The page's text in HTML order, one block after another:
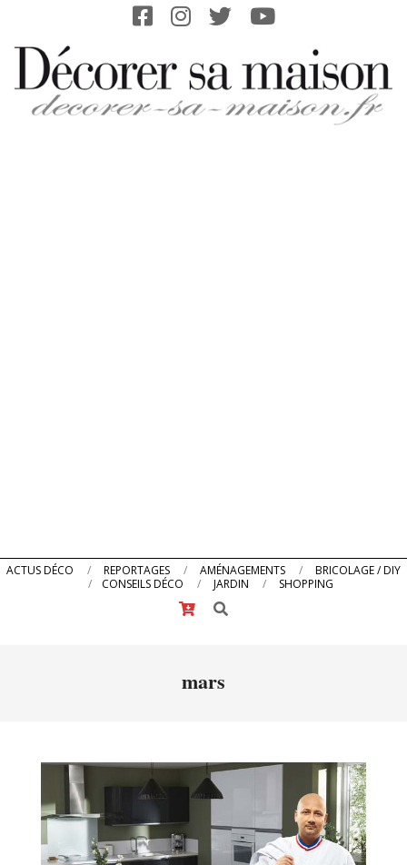
content
Primary
ACTUS DÉCO REPORTAGES AMÉNAGEMENTS
BRICOLAGE / DIY
CONSEILS DÉCO
JARDIN
SHOPPING
Search
mars